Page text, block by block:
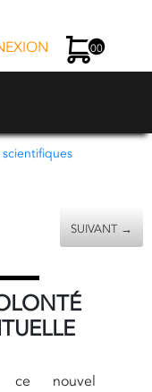
00
scientifiques
SUIVANT →
ce nouvel